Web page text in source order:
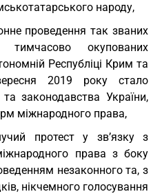
народу,
проведення так званих
окупованих
Республіці Крим та
2019 року стало
законодавства України,
міжнародного права,
протест у зв’язку з
права з боку
незаконного та, з
нікчемного голосування